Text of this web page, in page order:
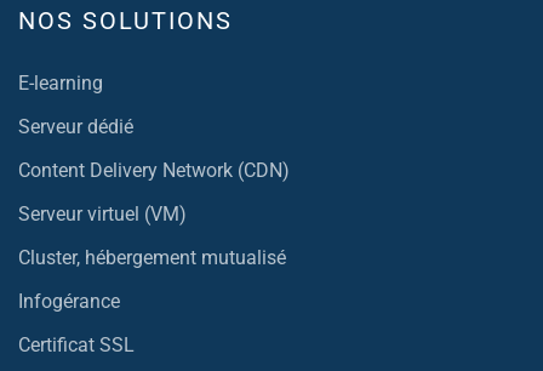
NOS SOLUTIONS
E-learning
Serveur dédié
Content Delivery Network (CDN)
Serveur virtuel (VM)
Cluster, hébergement mutualisé
Infogérance
Certificat SSL